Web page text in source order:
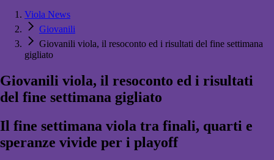
Viola News
Giovanili
Giovanili viola, il resoconto ed i risultati del fine settimana
gigliato
Giovanili viola, il resoconto ed i risultati
del fine settimana gigliato
Il fine settimana viola tra finali, quarti e
speranze vivide per i playoff